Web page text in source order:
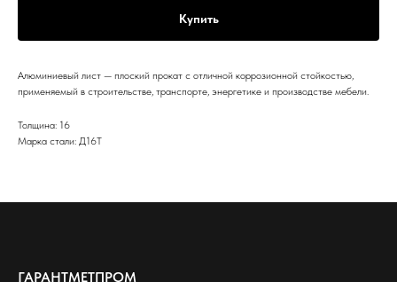
Купить
Алюминиевый лист — плоский прокат с отличной коррозионной стойкостью,
применяемый в строительстве, транспорте, энергетике и производстве мебели.
Толщина: 16
Марка стали: Д16Т
ГАРАНТМЕТПРОМ